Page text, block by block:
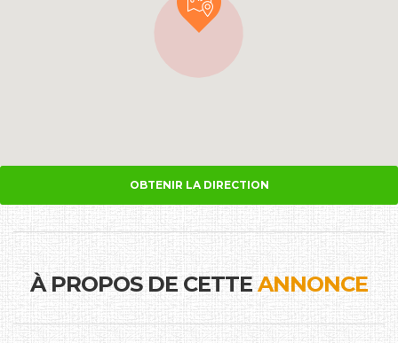
OBTENIR LA DIRECTION
À PROPOS DE CETTEANNONCE